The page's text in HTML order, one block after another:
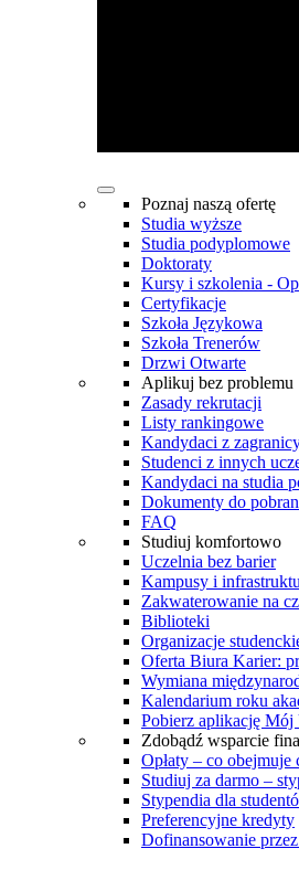
Poznaj naszą ofertę
Studia wyższe
Studia podyplomowe
Doktoraty
Kursy i szkolenia -
Certyfikacje
Szkoła Językowa
Szkoła Trenerów
Drzwi Otwarte
Aplikuj bez problemu
Zasady rekrutacji
Listy rankingowe
Kandydaci z
Studenci z innych
Kandydaci na studia
Dokumenty do
FAQ
Studiuj komfortowo
Uczelnia bez barier
Kampusy i
Zakwaterowanie na
Biblioteki
Organizacje
Oferta Biura Karier:
Wymiana
Kalendarium roku
Pobierz aplikację Mój
Zdobądź wsparcie
Opłaty – co obejmuje
Studiuj za darmo –
Stypendia dla
Preferencyjne kredyty
Dofinansowanie